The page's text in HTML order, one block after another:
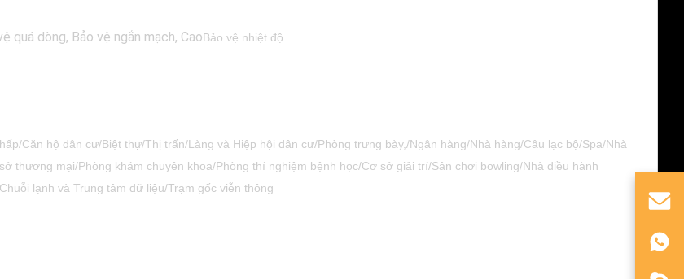
quá dòng, Bảo vệ ngắn mạch, CaoBảo vệ nhiệt độ
Căn hộ dân cư/Biệt thự/Thị trấn/Làng và Hiệp hội dân cư/Phòng trưng bày,/Ngân hàng/Nhà hàng/Câu lạc bộ/Spa/Nhà
thương mại/Phòng khám chuyên khoa/Phòng thí nghiệm bệnh học/Cơ sở giải trí/Sân chơi bowling/Nhà điều hành
lạnh và Trung tâm dữ liệu/Trạm gốc viễn thông